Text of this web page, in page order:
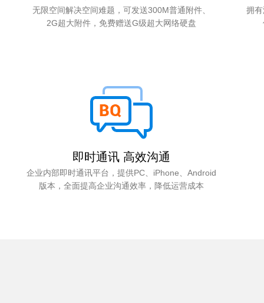
无限空间解决空间难题，可发送300M普通附件、
2G超大附件，免费赠送G级超大网络硬盘
拥
即时通讯 高效沟通
企业内部即时通讯平台，提供PC、iPhone、Android
版本，全面提高企业沟通效率，降低运营成本